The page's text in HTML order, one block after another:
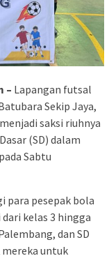
– Lapangan futsal
Sekip Jaya,
saksi riuhnya
(SD) dalam
Sabtu
para pesepak bola
kelas 3 hingga
dan SD
untuk